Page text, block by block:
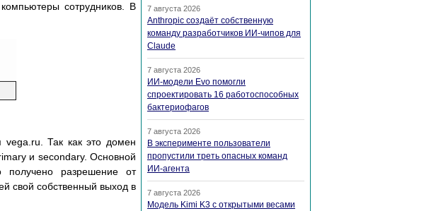
сотрудников. В
vega.ru. Так как это домен
и secondary. Основной
получено разрешение от
свой собственный выход в
7 августа 2026
Anthropic создаёт собственную
команду разработчиков ИИ-чипов для
Claude
7 августа 2026
ИИ-модели Evo помогли
спроектировать 16 работоспособных
бактериофагов
7 августа 2026
В эксперименте пользователи
пропустили треть опасных команд
ИИ-агента
7 августа 2026
Модель Kimi K3 с открытыми весами